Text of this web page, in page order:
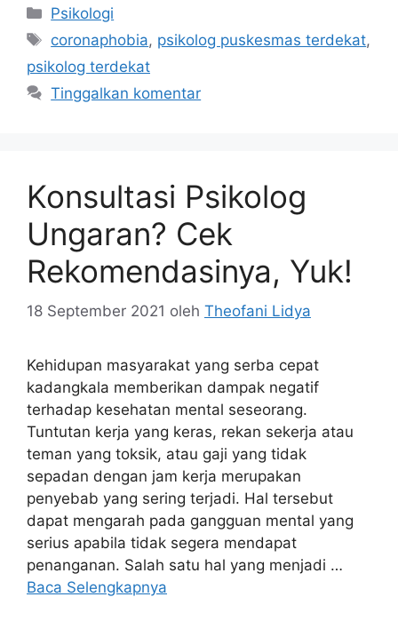
Kategori
Psikologi
Tag
coronaphobia, psikolog puskesmas terdekat,
psikolog terdekat
Tinggalkan komentar
Konsultasi Psikolog
Ungaran? Cek
Rekomendasinya, Yuk!
18 September 2021 oleh Theofani Lidya
Kehidupan masyarakat yang serba cepat
kadangkala memberikan dampak negatif
terhadap kesehatan mental seseorang.
Tuntutan kerja yang keras, rekan sekerja atau
teman yang toksik, atau gaji yang tidak
sepadan dengan jam kerja merupakan
penyebab yang sering terjadi. Hal tersebut
dapat mengarah pada gangguan mental yang
serius apabila tidak segera mendapat
penanganan. Salah satu hal yang menjadi …
Baca Selengkapnya